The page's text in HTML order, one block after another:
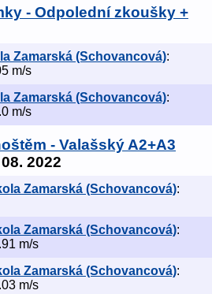
- Odpolední zkoušky +
Zamarská (Schovancová):
m/s
Zamarská (Schovancová):
m/s
- Valašský A2+A3
2022
Zamarská (Schovancová):
Zamarská (Schovancová):
m/s
Zamarská (Schovancová):
m/s